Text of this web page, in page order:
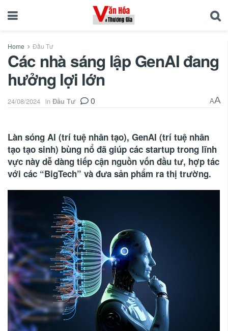
Home Đầu Tư
Các nhà sáng lập GenAI đang
hưởng lợi lớn
24/08/2024 in Đầu Tư 0 AA
Làn sóng AI (trí tuệ nhân tạo), GenAI (trí tuệ nhân
tạo tạo sinh) bùng nổ đã giúp các startup trong lĩnh
vực này dễ dàng tiếp cận nguồn vốn đầu tư, hợp tác
với các “BigTech” và đưa sản phẩm ra thị trường.